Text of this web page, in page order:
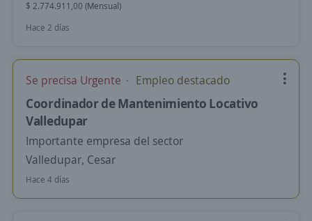
$ 2.774.911,00 (Mensual)
Hace 2 días
Se precisa Urgente Empleo destacado
Coordinador de Mantenimiento Locativo
Valledupar
Importante empresa del sector
Valledupar, Cesar
Hace 4 días